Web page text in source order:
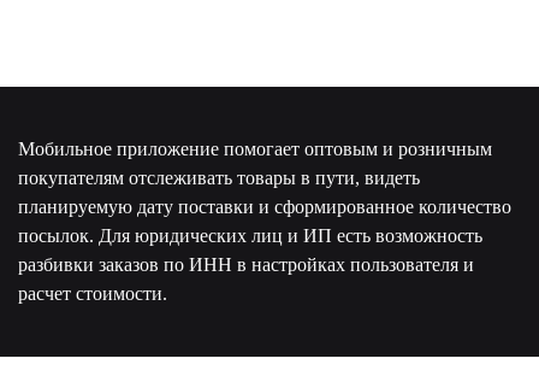
Мобильное приложение помогает оптовым и розничным
покупателям отслеживать товары в пути, видеть
планируемую дату поставки и сформированное количество
посылок. Для юридических лиц и ИП есть возможность
разбивки заказов по ИНН в настройках пользователя и
расчет стоимости.